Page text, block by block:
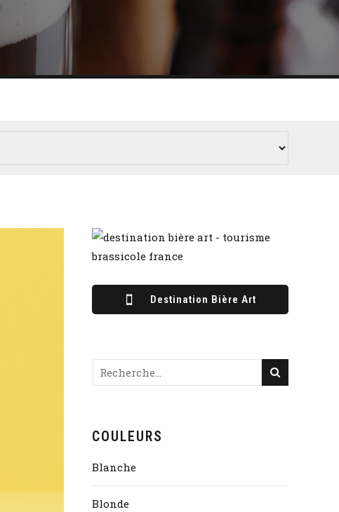
Destination Bière Art
COULEURS
Blanche
Blonde